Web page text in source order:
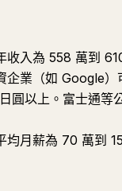
收入為 558 萬到
企業（如 Google
圓以上。富士通等
均月薪為 70 萬到